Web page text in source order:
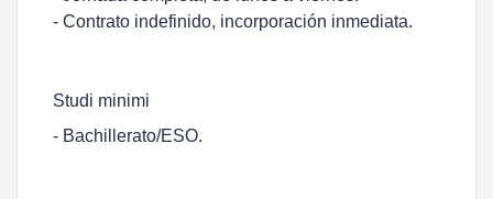
- Contrato indefinido, incorporación inmediata.
Studi minimi
- Bachillerato/ESO.